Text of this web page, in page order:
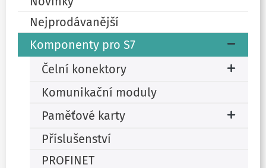
Nejprodávanější
Komponenty pro S7
Čelní konektory
Komunikační moduly
Paměťové karty
Příslušenství
PROFINET